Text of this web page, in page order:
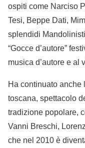
ospiti come Narciso
Tesi, Beppe Dati,
splendidi
“Gocce d’autore”
musica d’autore e al
Ha continuato anche
toscana, spettacolo
tradizione popolare,
Vanni Breschi,
che nel 2010 è